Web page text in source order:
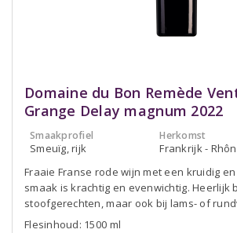
Domaine du Bon Remède
Grange Delay magnum 2022
Smaakprofiel
Smeuïg, rijk
Herkomst
Frankrijk -
Fraaie Franse rode wijn met een kruidig
smaak is krachtig en evenwichtig. Heerlijk
stoofgerechten, maar ook bij lams- of
Flesinhoud: 1500 ml